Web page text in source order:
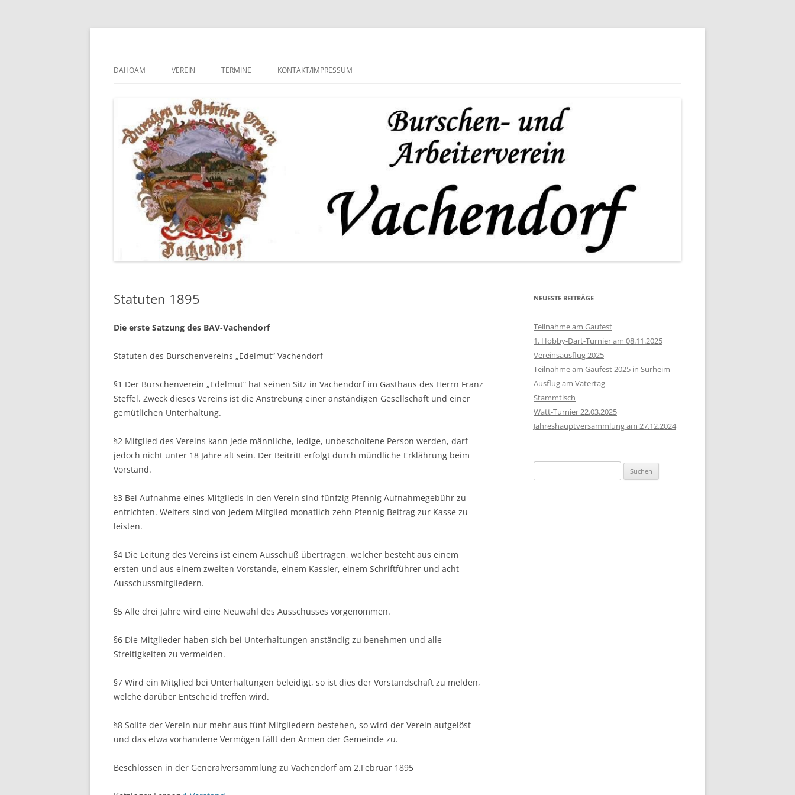
Zum
DAHOAM VEREIN
SATZUNG
CHRONIK
TERMINE KONTAKT/IMPRESSUM
Statuten 1895
Die erste Satzung des BAV-Vachendorf
Statuten des Burschenvereins „Edelmut“ Vachendorf
§1 Der Burschenverein „Edelmut“ hat seinen Sitz in Vachendorf im Gasthaus des Herrn Franz
Steffel. Zweck dieses Vereins ist die Anstrebung einer anständigen Gesellschaft und einer
gemütlichen Unterhaltung.
§2 Mitglied des Vereins kann jede männliche, ledige, unbescholtene Person werden, darf
jedoch nicht unter 18 Jahre alt sein. Der Beitritt erfolgt durch mündliche Erklährung beim
Vorstand.
§3 Bei Aufnahme eines Mitglieds in den Verein sind fünfzig Pfennig Aufnahmegebühr zu
entrichten. Weiters sind von jedem Mitglied monatlich zehn Pfennig Beitrag zur Kasse zu
leisten.
§4 Die Leitung des Vereins ist einem Ausschuß übertragen, welcher besteht aus einem
ersten und aus einem zweiten Vorstande, einem Kassier, einem Schriftführer und acht
Ausschussmitgliedern.
§5 Alle drei Jahre wird eine Neuwahl des Ausschusses vorgenommen.
§6 Die Mitglieder haben sich bei Unterhaltungen anständig zu benehmen und alle
Streitigkeiten zu vermeiden.
§7 Wird ein Mitglied bei Unterhaltungen beleidigt, so ist dies der Vorstandschaft zu melden,
welche darüber Entscheid treffen wird.
§8 Sollte der Verein nur mehr aus fünf Mitgliedern bestehen, so wird der Verein aufgelöst
und das etwa vorhandene Vermögen fällt den Armen der Gemeinde zu.
Beschlossen in der Generalversammlung zu Vachendorf am 2.Februar 1895
NEUESTE BEITRÄGE
Teilnahme am Gaufest
1. Hobby-Dart-Turnier am 08.11.2025
Vereinsausflug 2025
Teilnahme am Gaufest 2025 in Surheim
Ausflug am Vatertag
Stammtisch
Watt-Turnier 22.03.2025
Jahreshauptversammlung am 27.12.2024
nach: